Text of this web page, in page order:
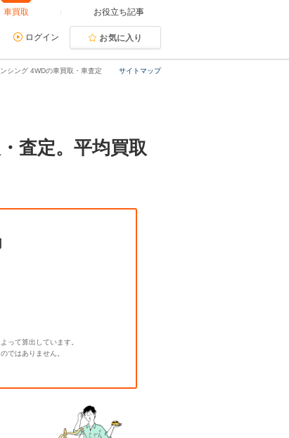
車買取 お役立ち記事
ログイン お気に入り
サイトマップ
シング 4WDの車買取・車査定
査定。平均買取
って算出しています。
ではありません。